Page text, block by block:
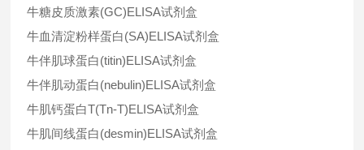
牛糖皮质激素(GC)ELISA试剂盒
牛血清淀粉样蛋白(SA)ELISA试剂盒
牛伴肌球蛋白(titin)ELISA试剂盒
牛伴肌动蛋白(nebulin)ELISA试剂盒
牛肌钙蛋白T(Tn-T)ELISA试剂盒
牛肌间线蛋白(desmin)ELISA试剂盒